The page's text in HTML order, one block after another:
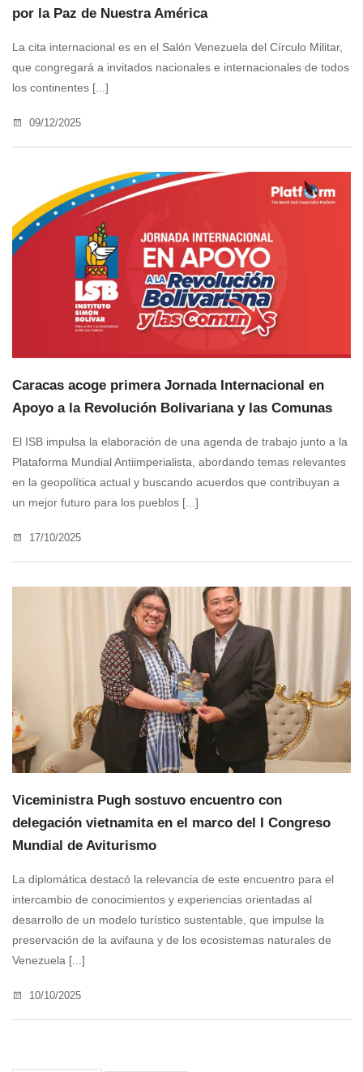
por la Paz de Nuestra América
La cita internacional es en el Salón Venezuela del Círculo Militar,
que congregará a invitados nacionales e internacionales de todos
los continentes [...]
09/12/2025
Caracas acoge primera Jornada Internacional en
Apoyo a la Revolución Bolivariana y las Comunas
El ISB impulsa la elaboración de una agenda de trabajo junto a la
Plataforma Mundial Antiimperialista, abordando temas relevantes
en la geopolítica actual y buscando acuerdos que contribuyan a
un mejor futuro para los pueblos [...]
17/10/2025
Viceministra Pugh sostuvo encuentro con
delegación vietnamita en el marco del I Congreso
Mundial de Aviturismo
La diplomática destacó la relevancia de este encuentro para el
intercambio de conocimientos y experiencias orientadas al
desarrollo de un modelo turístico sustentable, que impulse la
preservación de la avifauna y de los ecosistemas naturales de
Venezuela [...]
10/10/2025